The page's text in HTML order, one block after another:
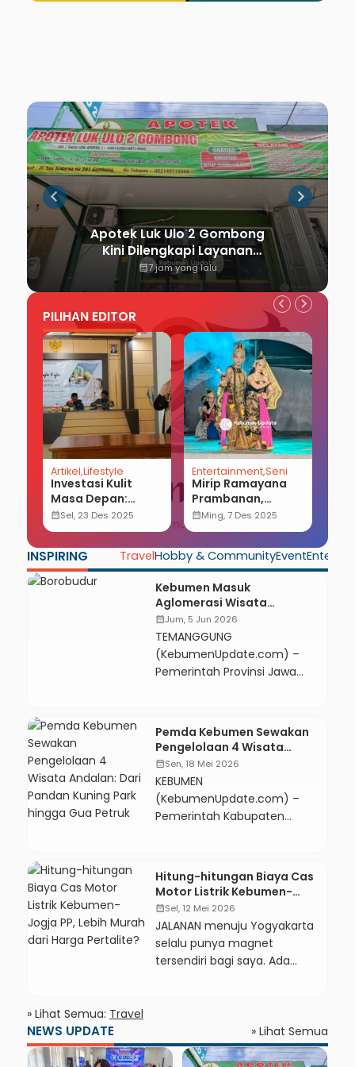
Apotek Luk Ulo 2 Gombong
Kini Dilengkapi Layanan
Dokter Spesialis Anak
calendar_month7 jam yang lalu
PILIHAN EDITOR
Artikel Lifestyle
Investasi Kulit
Masa Depan:
Mengenali
Ancaman Merkuri
Organik
calendar_monthSel, 23 Des 2025
EntertainmentSeni
Mirip Ramayana
Prambanan,
Masyarakat
Antusias Tonton
Hanoman Duta di
Alun-alun
Pancasila
Kebumen
calendar_monthMing, 7 Des 2025
INSPIRING TravelHobby & CommunityEvent
Kebumen Masuk
Aglomerasi Wisata
Borobudur, Geopark dan
Pantai Jadi Destinasi
Penyangga
calendar_monthJum, 5 Jun 2026
TEMANGGUNG
(KebumenUpdate.com) –
Pemerintah Provinsi Jawa
sebagai pusat
pengembangan pariwisata
berkelanjutan yang
menghubungkan destinasi
unggulan di Kabupaten
Magelang, Kota Magelang,
Purworejo, Kebumen, dan
Gelangmanggung,
pemerintah menargetkan
pemerataan pergerakan
wisatawan sekaligus
peningkatan dampak
ekonomi bagi masyarakat di
Pemda Kebumen Sewakan
Pengelolaan 4 Wisata
Andalan: Dari Pandan
Kuning Park hingga Gua
Petruk
calendar_monthSen, 18 Mei 2026
KEBUMEN
(KebumenUpdate.com) –
Pemerintah Kabupaten
(Disparbud) membuka
kesempatan bagi badan
usaha, pelaku usaha
pariwisata, maupun
perorangan untuk menjadi
mitra sewa pengelolaan
objek wisata daerah. Langkah
pengelolaan destinasi wisata
secara transparan,
profesional, dan akuntabel.
Hitung-hitungan Biaya Cas
Motor Listrik Kebumen-
Jogja PP, Lebih Murah dari
Harga Pertalite?
calendar_monthSel, 12 Mei 2026
JALANAN menuju Yogyakarta
selalu punya magnet
tersendiri bagi saya. Ada
perjalanan kali ini terasa
berbeda. Tak ada raungan
» Lihat Semua: Travel
NEWS UPDATE » Lihat Semua